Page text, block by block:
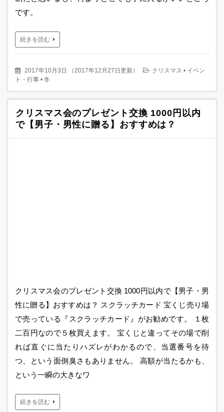
です。
続きを読む
2017年10月3日 （2017年12月27日更新） クリスマス • イベン
ト・行事 • 冬
クリスマス会のプレゼント交換 1000円以内
で【男子・男性に贈る】おすすめは？
クリスマス会のプレゼント交換 1000円以内で【男子・男
性に贈る】おすすめは？ スクラッチカード 宝くじ売り場
で売っている『スクラッチカード』がお勧めです。 １枚
二百円なので５枚買えます。 宝くじと違ってその場で削
れば直ぐに当たりハズレがわかるので、当選番号を待
つ、という面倒臭さもありません。 高額が当たるかも、
という一瞬の大きなワ
続きを読む